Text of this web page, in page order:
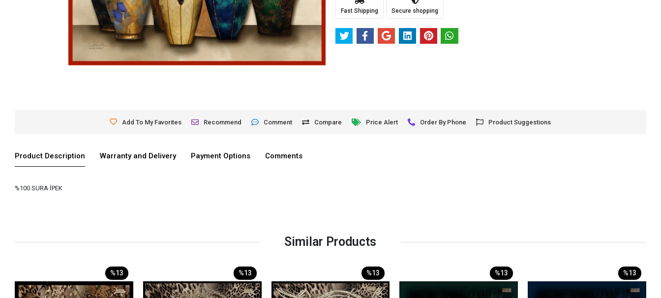
Fast Shipping Secure shopping
Add To My Favorites Recommend Comment Compare Price Alert Order By Phone Product Suggestions
Product Description Warranty and Delivery Payment Options Comments
%100 SURA İPEK
Similar Products
%13 %13 %13 %13 %13